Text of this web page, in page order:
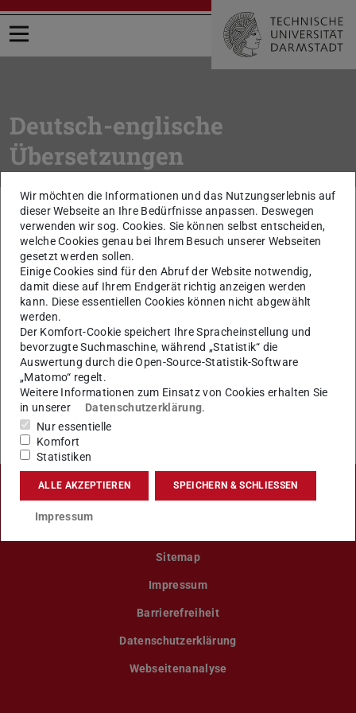
Menü öffnen
Deutsch-englische
Übersetzungen
Sie befinden sich hier:
TU Darmstadt Intern
Arbeitsmittel
Wörterbuch Deutsch / Englisch
zurück zur Liste
Berufungsverhandlung
professorial appointment negotiations
KONTAKT
LinkedIn-Seite der TU Darmstadt
Sitemap
Impressum
Barrierefreiheit
Datenschutzerklärung
Webseitenanalyse
Wir möchten die Informationen und das Nutzungserlebnis auf
dieser Webseite an Ihre Bedürfnisse anpassen. Deswegen
verwenden wir sog. Cookies. Sie können selbst entscheiden,
welche Cookies genau bei Ihrem Besuch unserer Webseiten
gesetzt werden sollen.
Einige Cookies sind für den Abruf der Website notwendig,
damit diese auf Ihrem Endgerät richtig anzeigen werden
kann. Diese essentiellen Cookies können nicht abgewählt
werden.
Der Komfort-Cookie speichert Ihre Spracheinstellung und
bevorzugte Suchmaschine, während „Statistik“ die
Auswertung durch die Open-Source-Statistik-Software
„Matomo“ regelt.
Weitere Informationen zum Einsatz von Cookies erhalten Sie
in unserer
Datenschutzerklärung.
Nur essentielle
Komfort
Statistiken
ALLE AKZEPTIEREN SPEICHERN & SCHLIESSEN
Impressum